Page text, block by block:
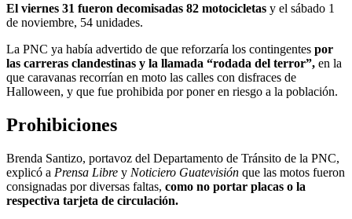
El viernes 31 fueron decomisadas 82 motocicletas y el sábado 1
de noviembre, 54 unidades.
La PNC ya había advertido de que reforzaría los contingentes por
las carreras clandestinas y la llamada “rodada del terror”, en la
que caravanas recorrían en moto las calles con disfraces de
Halloween, y que fue prohibida por poner en riesgo a la población.
Prohibiciones
Brenda Santizo, portavoz del Departamento de Tránsito de la PNC,
explicó a Prensa Libre y Noticiero Guatevisión que las motos fueron
consignadas por diversas faltas, como no portar placas o la
respectiva tarjeta de circulación.